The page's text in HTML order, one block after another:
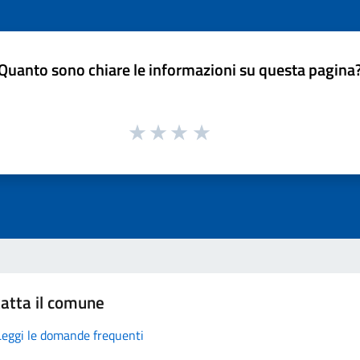
sono chiare le informazioni su questa
il comune
le domande frequenti